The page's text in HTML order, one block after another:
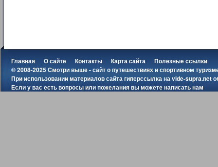
Главная О сайте Контакты Карта сайта
Полезные ссылки
© 2008-2025 Смотри выше - сайт о путешествиях и спортивном
При использовании материалов сайта гиперссылка наvide-supra.net
Если у вас есть вопросы или пожелания вы можетенаписать нам